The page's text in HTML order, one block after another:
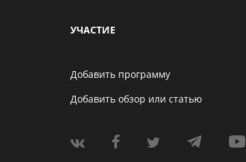
УЧАСТИЕ
Добавить программу
Добавить обзор или статью